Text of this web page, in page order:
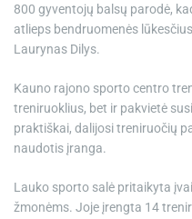
800 gyventojų balsų parodė,
atlieps bendruomenės
Laurynas Dilys.
Kauno rajono sporto centro
treniruoklius, bet ir pakvietė
praktiškai, dalijosi treniruočių
naudotis įranga.
Lauko sporto salė pritaikyta
žmonėms. Joje įrengta 14